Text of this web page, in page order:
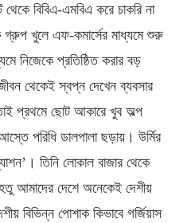
থেকে বিবিএ-এমবিএ করে চাকরি না
গ্রুপ খুলে এফ-কমার্সের মাধ্যমে শুরু
নিজেকে প্রতিষ্ঠিত করার বড়
থেকেই স্বপ্ন দেখেন ব্যবসার
প্রথমে ছোট আকারে খুব অল্প
পরিধি ডালপালা ছড়ায়। উর্মির
তিনি লোকাল বাজার থেকে
আমাদের দেশে অনেকেই দেশীয়
বিভিন্ন পোশাক কিভাবে গর্জিয়াস